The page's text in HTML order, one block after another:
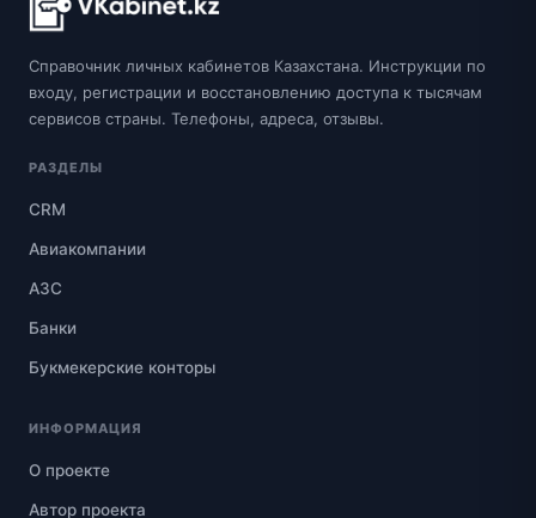
Справочник личных кабинетов Казахстана. Инструкции по
входу, регистрации и восстановлению доступа к тысячам
сервисов страны. Телефоны, адреса, отзывы.
РАЗДЕЛЫ
CRM
Авиакомпании
АЗС
Банки
Букмекерские конторы
ИНФОРМАЦИЯ
О проекте
Автор проекта